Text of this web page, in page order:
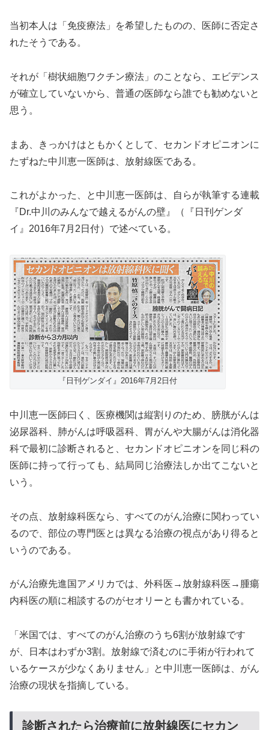
当初本人は「免疫療法」を希望したものの、医師に否定さ
れたそうである。
それが「樹状細胞ワクチン療法」のことなら、エビデンス
が確立していないから、普通の医師なら誰でも勧めないと
思う。
まあ、きっかけはともかくとして、セカンドオピニオンに
たずねた中川恵一医師は、放射線医である。
これがよかった、と中川恵一医師は、自らが執筆する連載
『Dr.中川のみんなで越えるがんの壁』（『日刊ゲンダ
イ』2016年7月2日付）で述べている。
『日刊ゲンダイ』2016年7月2日付
中川恵一医師曰く、医療機関は縦割りのため、膀胱がんは
泌尿器科、肺がんは呼吸器科、胃がんや大腸がんは消化器
科で最初に診断されると、セカンドオピニオンを同じ科の
医師に持って行っても、結局同じ治療法しか出てこないと
いう。
その点、放射線科医なら、すべてのがん治療に関わってい
るので、部位の専門医とは異なる治療の視点があり得ると
いうのである。
がん治療先進国アメリカでは、外科医→放射線科医→腫瘍
内科医の順に相談するのがセオリーとも書かれている。
「米国では、すべてのがん治療のうち6割が放射線です
が、日本はわずか3割。放射線で済むのに手術が行われて
いるケースが少なくありません」と中川恵一医師は、がん
治療の現状を指摘している。
診断されたら治療前に放射線医にセカン